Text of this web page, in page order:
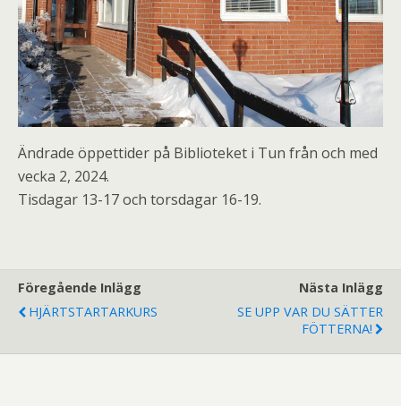
Ändrade öppettider på Biblioteket i Tun från och med
vecka 2, 2024.
Tisdagar 13-17 och torsdagar 16-19.
Föregående Inlägg
HJÄRTSTARTARKURS
Nästa Inlägg
SE UPP VAR DU SÄTTER
FÖTTERNA!